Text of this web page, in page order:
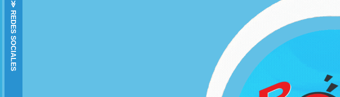
≫ REDES SOCIALES